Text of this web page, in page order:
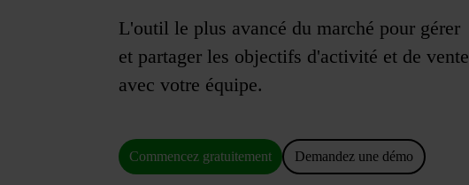
L'outil le plus avancé du marché pour gérer
et partager les objectifs d'activité et de vente
avec votre équipe.
Commencez gratuitement Demandez une démo